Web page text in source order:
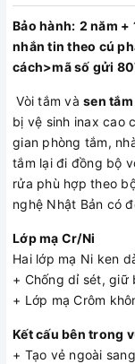
dẹt để làm vệ sinh
Đặc tính của lớp
+ Lớp mạ Crom(1)
+ Lớp mạ Niken (
+ Lớp mạ Niken (
+ Thân vòi bằng
Bảo hành: 2 năm +
nhắn tin theo cú
cách>mã số gửi
Vòi tắm và sen tắm
bị vệ sinh inax cao
gian phòng tắm,
tắm lại đi đồng bộ
rửa phù hợp theo
nghệ Nhật Bản có
Lớp mạ Cr/Ni
Hai lớp mạ Ni ken
+ Chống dỉ sét, giữ
+ Lớp mạ Crôm
Kết cấu bên trong
+ Tạo vẻ ngoài